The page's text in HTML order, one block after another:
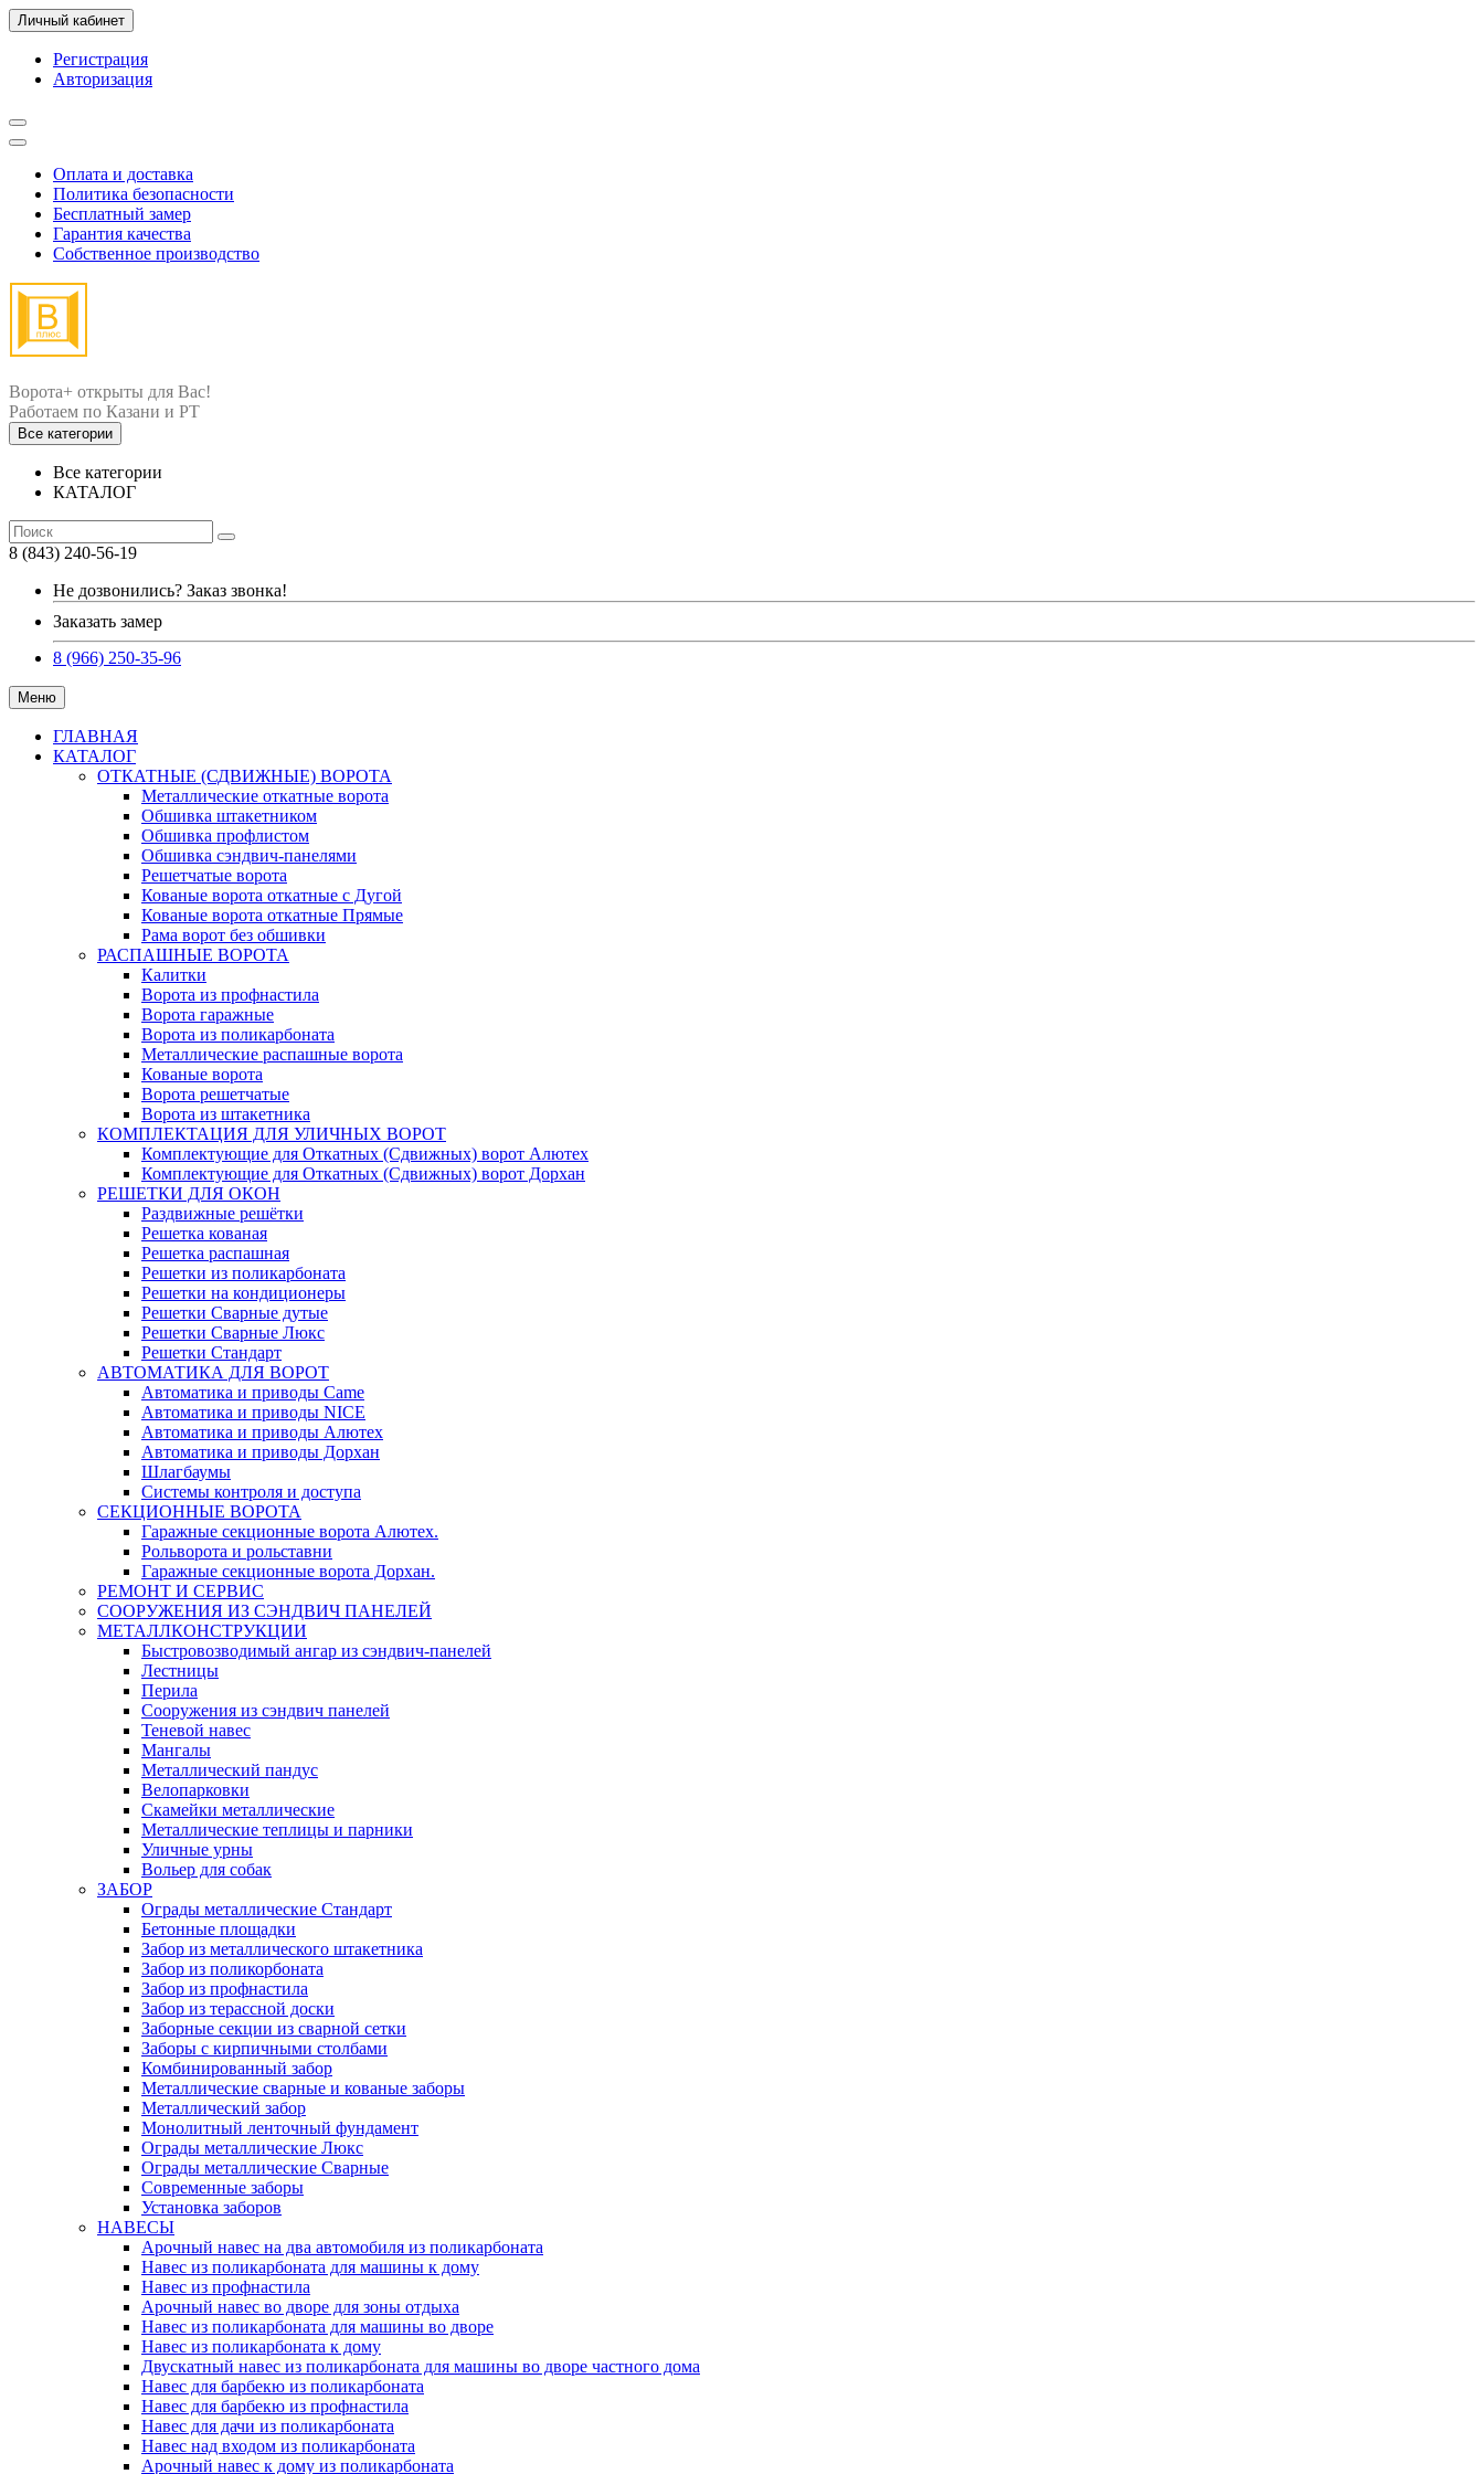
Личный кабинет
Регистрация
Авторизация
Оплата и доставка
Политика безопасности
Бесплатный замер
Гарантия качества
Собственное производство
Ворота+ открыты для Вас!
Все категории
Все категории
КАТАЛОГ
8 (843) 240-56-19
Не дозвонились? Заказ звонка!
Заказать замер
8 (966) 250-35-96
Меню
ГЛАВНАЯ
КАТАЛОГ
ОТКАТНЫЕ (СДВИЖНЫЕ) ВОРОТА
Металлические откатные ворота
Обшивка штакетником
Обшивка профлистом
Обшивка сэндвич-панелями
Решетчатые ворота
Кованые ворота откатные с Дугой
Кованые ворота откатные Прямые
Рама ворот без обшивки
РАСПАШНЫЕ ВОРОТА
Калитки
Ворота из профнастила
Ворота гаражные
Ворота из поликарбоната
Металлические распашные ворота
Кованые ворота
Ворота решетчатые
Ворота из штакетника
КОМПЛЕКТАЦИЯ ДЛЯ УЛИЧНЫХ ВОРОТ
Комплектующие для Откатных (Сдвижных) ворот Алютех
Комплектующие для Откатных (Сдвижных) ворот Дорхан
РЕШЕТКИ ДЛЯ ОКОН
Раздвижные решётки
Решетка кованая
Решетка распашная
Решетки из поликарбоната
Решетки на кондиционеры
Решетки Сварные дутые
Решетки Сварные Люкс
Решетки Стандарт
АВТОМАТИКА ДЛЯ ВОРОТ
Автоматика и приводы Came
Автоматика и приводы NICE
Автоматика и приводы Алютех
Автоматика и приводы Дорхан
Шлагбаумы
Системы контроля и доступа
СЕКЦИОННЫЕ ВОРОТА
Гаражные секционные ворота Алютех.
Рольворота и рольставни
Гаражные секционные ворота Дорхан.
РЕМОНТ И СЕРВИС
СООРУЖЕНИЯ ИЗ СЭНДВИЧ ПАНЕЛЕЙ
МЕТАЛЛКОНСТРУКЦИИ
Быстровозводимый ангар из сэндвич-панелей
Лестницы
Перила
Сооружения из сэндвич панелей
Теневой навес
Мангалы
Металлический пандус
Велопарковки
Скамейки металлические
Металлические теплицы и парники
Уличные урны
Вольер для собак
ЗАБОР
Ограды металлические Стандарт
Бетонные площадки
Забор из металлического штакетника
Забор из поликорбоната
Забор из профнастила
Забор из терассной доски
Заборные секции из сварной сетки
Заборы с кирпичными столбами
Комбинированный забор
Металлические сварные и кованые заборы
Металлический забор
Монолитный ленточный фундамент
Ограды металлические Люкс
Ограды металлические Сварные
Современные заборы
Установка заборов
НАВЕСЫ
Арочный навес на два автомобиля из поликарбоната
Навес из поликарбоната для машины к дому
Навес из профнастила
Арочный навес во дворе для зоны отдыха
Навес из поликарбоната для машины во дворе
Навес из поликарбоната к дому
Двускатный навес из поликарбоната для машины во дворе частного дома
Навес для барбекю из поликарбоната
Навес для барбекю из профнастила
Навес для дачи из поликарбоната
Навес над входом из поликарбоната
Арочный навес к дому из поликарбоната